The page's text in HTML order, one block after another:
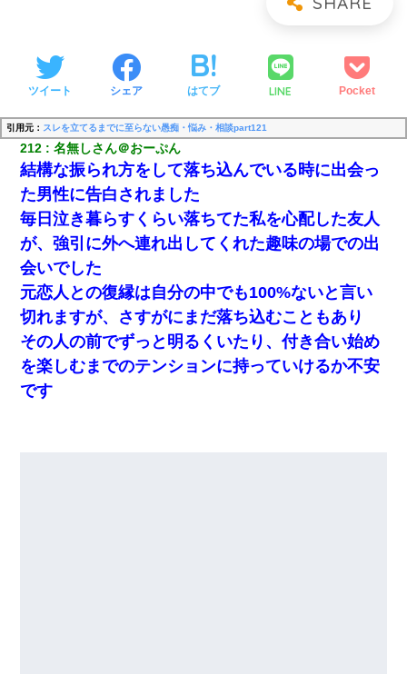
ツイート シェア はてブ LINE Pocket
引用元： スレを立てるまでに至らない愚痴・悩み・相談part121
212 名無しさん＠おーぷん
結構な振られ方をして落ち込んでいる時に出会っ
た男性に告白されました
毎日泣き暮らすくらい落ちてた私を心配した友人
が、強引に外へ連れ出してくれた趣味の場での出
会いでした
元恋人との復縁は自分の中でも100%ないと言い
切れますが、さすがにまだ落ち込むこともあり
その人の前でずっと明るくいたり、付き合い始め
を楽しむまでのテンションに持っていけるか不安
です